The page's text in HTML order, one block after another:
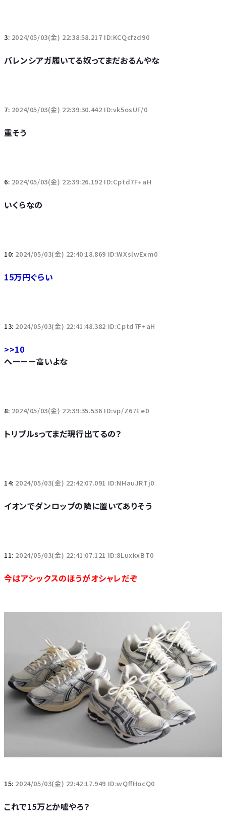
3: 2024/05/03(金) 22:38:58.217 ID:KCQcfzd90
バレンシアガ履いてる奴ってまだおるんやな
7: 2024/05/03(金) 22:39:30.442 ID:vk5osUF/0
重そう
6: 2024/05/03(金) 22:39:26.192 ID:Cptd7F+aH
いくらなの
10: 2024/05/03(金) 22:40:18.869 ID:WXslwExm0
15万円ぐらい
13: 2024/05/03(金) 22:41:48.382 ID:Cptd7F+aH
>>10
へーーー高いよな
8: 2024/05/03(金) 22:39:35.536 ID:vp/Z67Ee0
トリプルsってまだ現行出てるの？
14: 2024/05/03(金) 22:42:07.091 ID:NHauJRTj0
イオンでダンロップの隣に置いてありそう
11: 2024/05/03(金) 22:41:07.121 ID:8LuxkxBT0
今はアシックスのほうがオシャレだぞ
15: 2024/05/03(金) 22:42:17.949 ID:wQffHocQ0
これで15万とか嘘やろ？